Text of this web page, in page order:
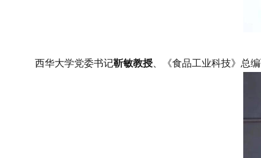
西华大学党委书记靳敏教授 、《食品工业科技》总编